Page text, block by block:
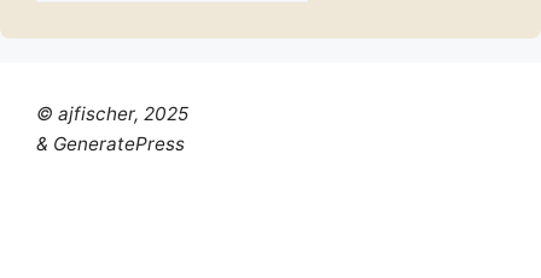
© ajfischer, 2025
& GeneratePress